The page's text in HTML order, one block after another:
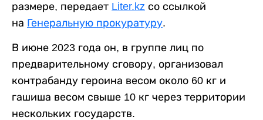
размере, передает Liter.kz со ссылкой
на Генеральную прокуратуру.
В июне 2023 года он, в группе лиц по
предварительному сговору, организовал
контрабанду героина весом около 60 кг и
гашиша весом свыше 10 кг через территории
нескольких государств.